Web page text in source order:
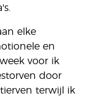
elke
en
voor ik
door
terwijl ik